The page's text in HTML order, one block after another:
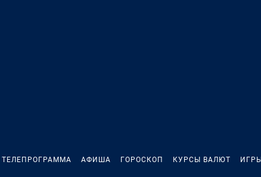
ТЕЛЕПРОГРАММА АФИША ГОРОСКОП КУРСЫ ВАЛЮТ ИГРЫ